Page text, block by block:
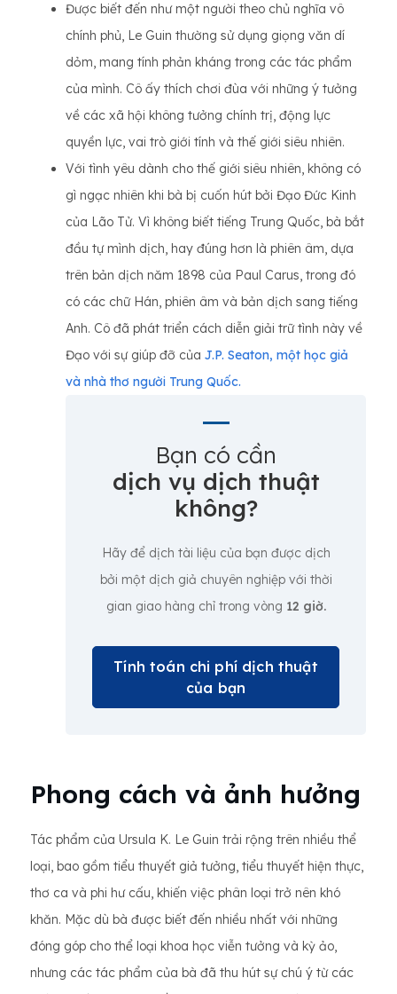
Được biết đến như một người theo chủ nghĩa vô
chính phủ, Le Guin thường sử dụng giọng văn dí
dỏm, mang tính phản kháng trong các tác phẩm
của mình. Cô ấy thích chơi đùa với những ý tưởng
về các xã hội không tưởng chính trị, động lực
quyền lực, vai trò giới tính và thế giới siêu nhiên.
Với tình yêu dành cho thế giới siêu nhiên, không có
gì ngạc nhiên khi bà bị cuốn hút bởi Đạo Đức Kinh
của Lão Tử. Vì không biết tiếng Trung Quốc, bà bắt
đầu tự mình dịch, hay đúng hơn là phiên âm, dựa
trên bản dịch năm 1898 của Paul Carus, trong đó
có các chữ Hán, phiên âm và bản dịch sang tiếng
Anh. Cô đã phát triển cách diễn giải trữ tình này về
Đạo với sự giúp đỡ của J.P. Seaton, một học giả
và nhà thơ người Trung Quốc.
Bạn có cần
dịch vụ dịch thuật
không?
Hãy để dịch tài liệu của bạn được dịch
bởi một dịch giả chuyên nghiệp với thời
gian giao hàng chỉ trong vòng 12 giờ.
Tính toán chi phí dịch thuật
của bạn
Phong cách và ảnh hưởng
Tác phẩm của Ursula K. Le Guin trải rộng trên nhiều thể
loại, bao gồm tiểu thuyết giả tưởng, tiểu thuyết hiện thực,
thơ ca và phi hư cấu, khiến việc phân loại trở nên khó
khăn. Mặc dù bà được biết đến nhiều nhất với những
đóng góp cho thể loại khoa học viễn tưởng và kỳ ảo,
nhưng các tác phẩm của bà đã thu hút sự chú ý từ các